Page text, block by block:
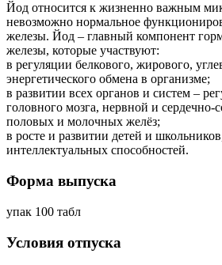
Йод относится к жизненно важным
невозможно нормальное
железы. Йод – главный компонент
железы, которые участвуют:
в регуляции белкового, жирового,
энергетического обмена в организме;
в развитии всех органов и систем –
головного мозга, нервной и сердечно-
половых и молочных желёз;
в росте и развитии детей и
интеллектуальных способностей.
Форма выпуска
упак 100 табл
Условия отпуска